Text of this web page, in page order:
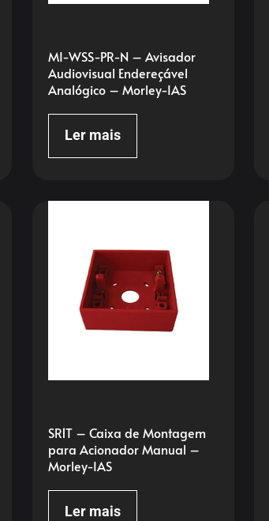
MI-WSS-PR-N – Avisador
Audiovisual Endereçável
Analógico – Morley-IAS
Ler mais
SR1T – Caixa de Montagem
para Acionador Manual –
Morley-IAS
Ler mais